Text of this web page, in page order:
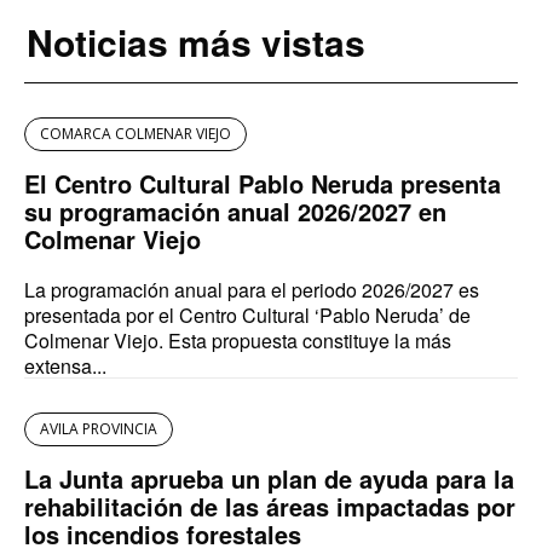
Noticias más vistas
COMARCA COLMENAR VIEJO
El Centro Cultural Pablo Neruda presenta
su programación anual 2026/2027 en
Colmenar Viejo
La programación anual para el periodo 2026/2027 es
presentada por el Centro Cultural ‘Pablo Neruda’ de
Colmenar Viejo. Esta propuesta constituye la más
extensa...
AVILA PROVINCIA
La Junta aprueba un plan de ayuda para la
rehabilitación de las áreas impactadas por
los incendios forestales